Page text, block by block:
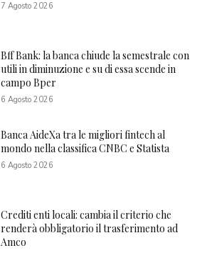
7 Agosto 2026
Bff Bank: la banca chiude la semestrale con
utili in diminuzione e su di essa scende in
campo Bper
6 Agosto 2026
Banca AideXa tra le migliori fintech al
mondo nella classifica CNBC e Statista
6 Agosto 2026
Crediti enti locali: cambia il criterio che
renderà obbligatorio il trasferimento ad
Amco